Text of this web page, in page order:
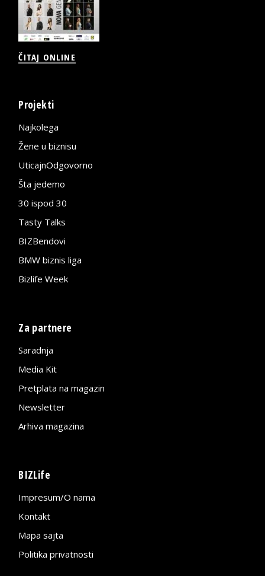
ČITAJ ONLINE
Projekti
Najkolega
Žene u biznisu
UticajnOdgovorno
Šta jedemo
30 ispod 30
Tasty Talks
BIZBendovi
BMW biznis liga
Bizlife Week
Za partnere
Saradnja
Media Kit
Pretplata na magazin
Newsletter
Arhiva magazina
BIZLife
Impresum/O nama
Kontakt
Mapa sajta
Politika privatnosti